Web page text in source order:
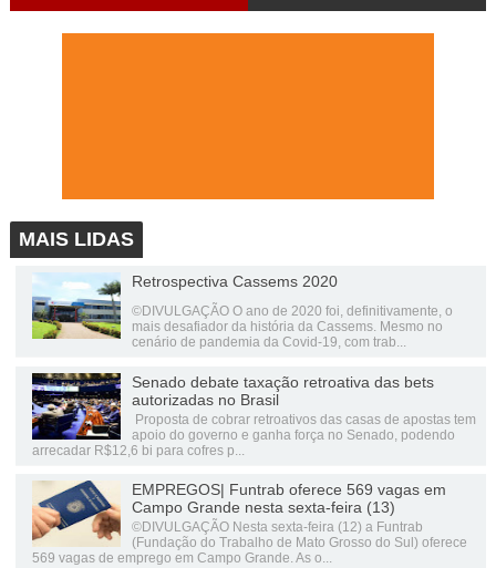
MAIS LIDAS
Retrospectiva Cassems 2020
©DIVULGAÇÃO O ano de 2020 foi, definitivamente, o
mais desafiador da história da Cassems. Mesmo no
cenário de pandemia da Covid-19, com trab...
Senado debate taxação retroativa das bets
autorizadas no Brasil
Proposta de cobrar retroativos das casas de apostas tem
apoio do governo e ganha força no Senado, podendo
arrecadar R$12,6 bi para cofres p...
EMPREGOS| Funtrab oferece 569 vagas em
Campo Grande nesta sexta-feira (13)
©DIVULGAÇÃO Nesta sexta-feira (12) a Funtrab
(Fundação do Trabalho de Mato Grosso do Sul) oferece
569 vagas de emprego em Campo Grande. As o...